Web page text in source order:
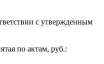
с утвержденным
по актам, руб.: